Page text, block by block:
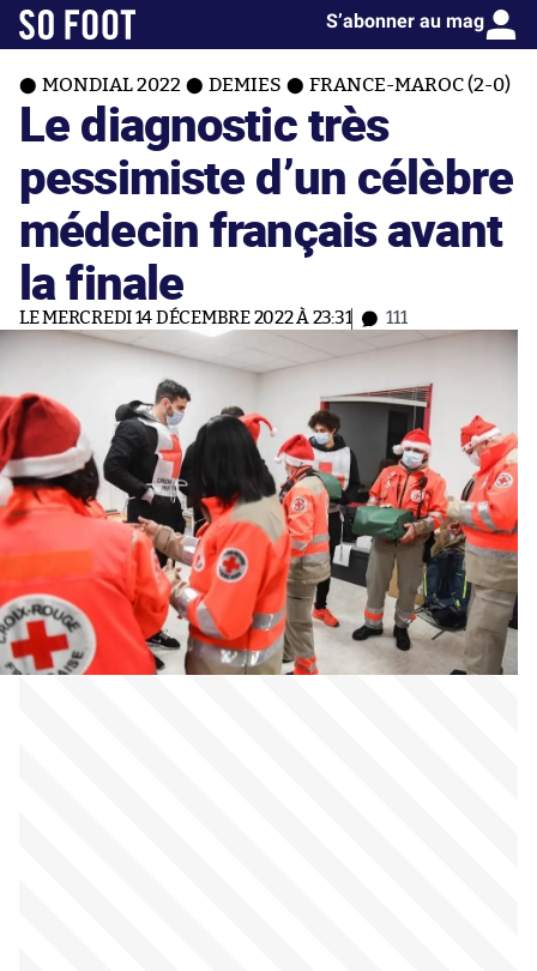
S’abonner au mag
MONDIAL 2022 DEMIES FRANCE-MAROC (2-0)
Le diagnostic très
pessimiste d’un célèbre
médecin français avant
la finale
LE MERCREDI 14 DÉCEMBRE 2022 À 23:31 111